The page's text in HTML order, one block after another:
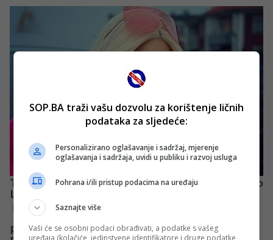
SOP.BA traži vašu dozvolu za korištenje ličnih
podataka za sljedeće:
Personalizirano oglašavanje i sadržaj, mjerenje
oglašavanja i sadržaja, uvidi u publiku i razvoj usluga
Pohrana i/ili pristup podacima na uređaju
Saznajte više
Vaši će se osobni podaci obrađivati, a podatke s vašeg
uređaja (kolačiće, jedinstvene identifikatore i druge podatke